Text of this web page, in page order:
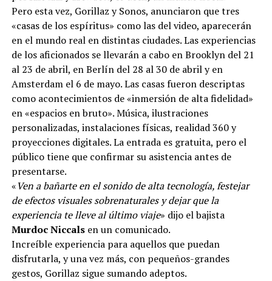
Pero esta vez, Gorillaz y Sonos, anunciaron que tres
«casas de los espíritus» como las del video, aparecerán
en el mundo real en distintas ciudades. Las experiencias
de los aficionados se llevarán a cabo en Brooklyn del 21
al 23 de abril, en Berlín del 28 al 30 de abril y en
Amsterdam el 6 de mayo. Las casas fueron descriptas
como acontecimientos de «inmersión de alta fidelidad»
en «espacios en bruto». Música, ilustraciones
personalizadas, instalaciones físicas, realidad 360 y
proyecciones digitales. La entrada es gratuita, pero el
público tiene que confirmar su asistencia antes de
presentarse.
«Ven a bañarte en el sonido de alta tecnología, festejar
de efectos visuales sobrenaturales y dejar que la
experiencia te lleve al último viaje» dijo el bajista
Murdoc Niccalsen un comunicado.
Increíble experiencia para aquellos que puedan
disfrutarla, y una vez más, con pequeños-grandes
gestos, Gorillaz sigue sumando adeptos.